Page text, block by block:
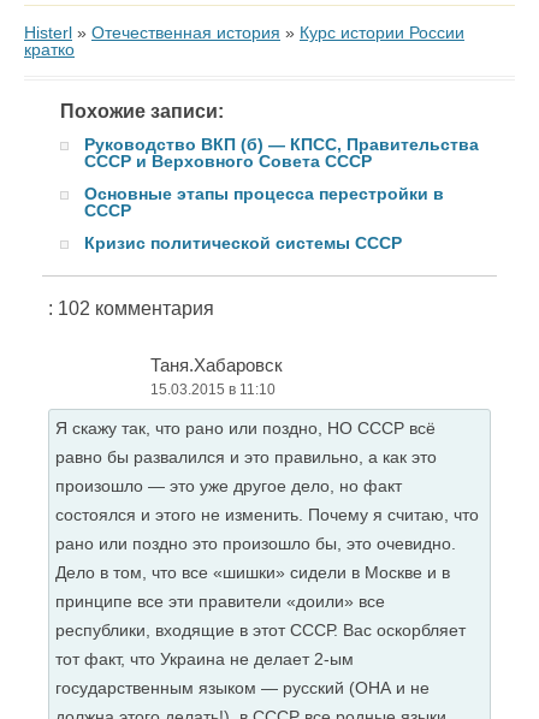
Histerl » Отечественная история » Курс истории России
кратко
Похожие записи:
Руководство ВКП (б) — КПСС, Правительства
СССР и Верховного Совета СССР
Основные этапы процесса перестройки в
СССР
Кризис политической системы СССР
: 102 комментария
Таня.Хабаровск
15.03.2015 в 11:10
Я скажу так, что рано или поздно, НО СССР всё
равно бы развалился и это правильно, а как это
произошло — это уже другое дело, но факт
состоялся и этого не изменить. Почему я считаю, что
рано или поздно это произошло бы, это очевидно.
Дело в том, что все «шишки» сидели в Москве и в
принципе все эти правители «доили» все
республики, входящие в этот СССР. Вас оскорбляет
тот факт, что Украина не делает 2-ым
государственным языком — русский (ОНА и не